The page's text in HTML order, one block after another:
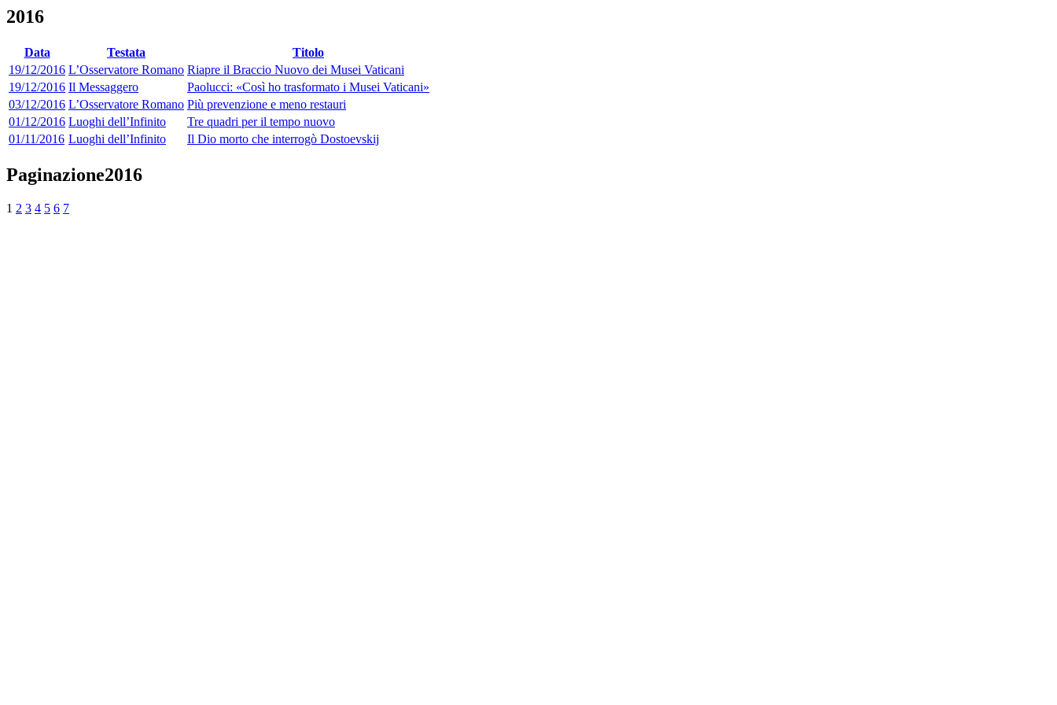
2016
Data Testata
Titolo
19/12/2016 L’Osservatore Romano Riapre il Braccio Nuovo dei Musei Vaticani
19/12/2016 Il Messaggero
Paolucci: «Così ho trasformato i Musei Vaticani»
03/12/2016 L’Osservatore Romano Più prevenzione e meno restauri
01/12/2016 Luoghi dell’Infinito
Tre quadri per il tempo nuovo
01/11/2016 Luoghi dell’Infinito Il Dio morto che interrogò Dostoevskij
Paginazione2016
1 2 3 4 5 6 7